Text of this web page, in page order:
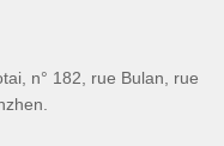
n° 182, rue Bulan, rue